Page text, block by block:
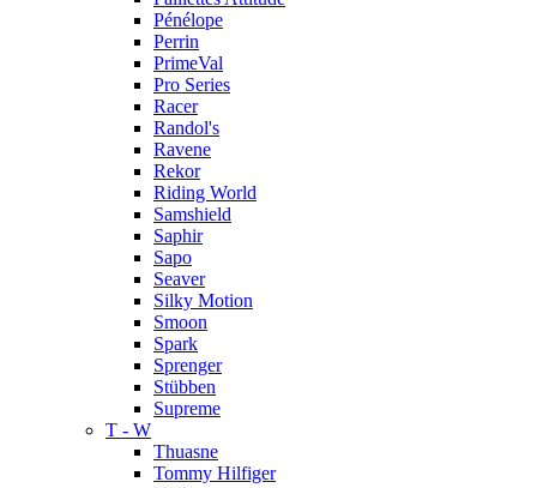
Pénélope
Perrin
PrimeVal
Pro Series
Racer
Randol's
Ravene
Rekor
Riding World
Samshield
Saphir
Sapo
Seaver
Silky Motion
Smoon
Spark
Sprenger
Stübben
Supreme
T - W
Thuasne
Tommy Hilfiger